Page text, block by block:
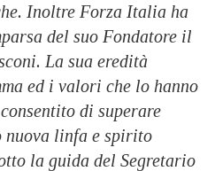
Inoltre Forza Italia ha
del suo Fondatore il
La sua eredità
ed i valori che lo hanno
di superare
nuova linfa e spirito
la guida del Segretario